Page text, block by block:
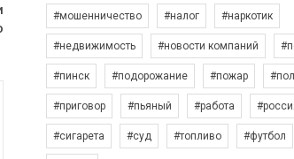
#мошенничество #налог #наркотик
#недвижимость #новости компаний
#пинск #подорожание #пожар
#приговор #пьяный #работа
#сигарета #суд #топливо #футбол